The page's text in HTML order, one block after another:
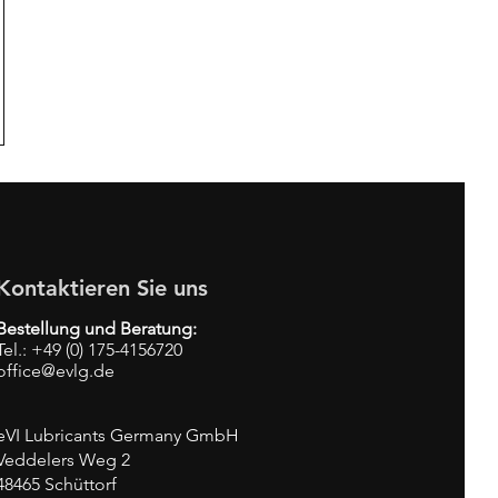
Sie uns
und Beratung:
+49 (0) 175-4156720
Lubricants Germany GmbH
Weg 2
Schüttorf